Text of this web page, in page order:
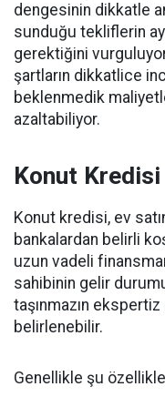
dengesinin dikkatle
sunduğu tekliflerin
gerektiğini
şartların dikkatlice
beklenmedik
azaltabiliyor.
Konut
Konut kredisi, ev
bankalardan belirli
uzun vadeli
sahibinin gelir
taşınmazın
belirlenebilir.
Genellikle şu